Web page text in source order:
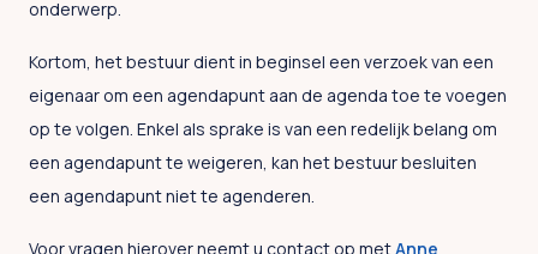
onderwerp.
Kortom, het bestuur dient in beginsel een verzoek van een
eigenaar om een agendapunt aan de agenda toe te voegen
op te volgen. Enkel als sprake is van een redelijk belang om
een agendapunt te weigeren, kan het bestuur besluiten
een agendapunt niet te agenderen.
Voor vragen hierover neemt u contact op metAnne